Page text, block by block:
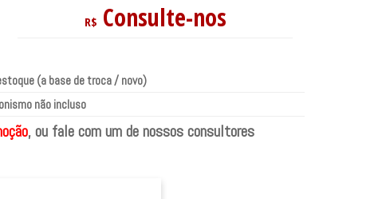
R$ Consulte-nos
(a base de troca / novo)
não incluso
, ou fale com um de nossos consultores